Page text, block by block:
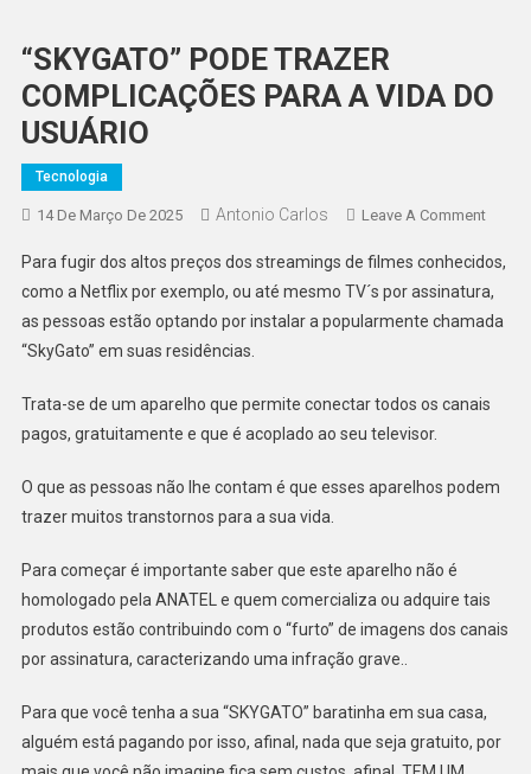
“SKYGATO” PODE TRAZER
COMPLICAÇÕES PARA A VIDA DO
USUÁRIO
Tecnologia
14 De Março De 2025 Antonio Carlos Leave A CommentOn
PODE
VIDA
Para fugir dos altos preços dos streamings de filmes conhecidos,
como a Netflix por exemplo, ou até mesmo TV´s por assinatura,
as pessoas estão optando por instalar a popularmente chamada
“SkyGato” em suas residências.
Trata-se de um aparelho que permite conectar todos os canais
pagos, gratuitamente e que é acoplado ao seu televisor.
O que as pessoas não lhe contam é que esses aparelhos podem
trazer muitos transtornos para a sua vida.
Para começar é importante saber que este aparelho não é
homologado pela ANATEL e quem comercializa ou adquire tais
produtos estão contribuindo com o “furto” de imagens dos canais
por assinatura, caracterizando uma infração grave..
Para que você tenha a sua “SKYGATO” baratinha em sua casa,
alguém está pagando por isso, afinal, nada que seja gratuito, por